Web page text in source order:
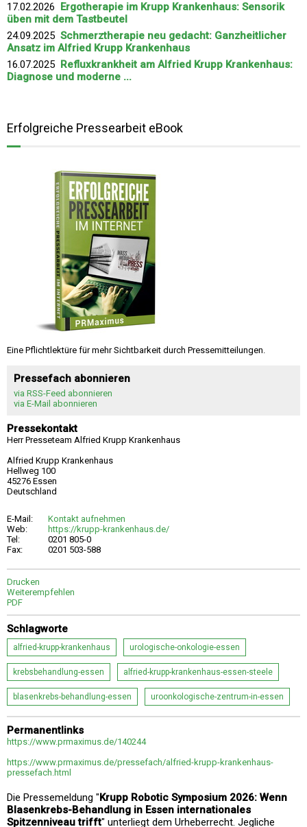
17.02.2026 Ergotherapie im Krupp Krankenhaus: Sensorik
üben mit dem Tastbeutel
24.09.2025 Schmerztherapie neu gedacht: Ganzheitlicher
Ansatz im Alfried Krupp Krankenhaus
16.07.2025 Refluxkrankheit am Alfried Krupp Krankenhaus:
Diagnose und moderne ...
Erfolgreiche Pressearbeit eBook
Eine Pflichtlektüre für mehr Sichtbarkeit durch Pressemitteilungen.
Pressefach abonnieren
via RSS-Feed abonnieren
via E-Mail abonnieren
Pressekontakt
Herr Presseteam Alfried Krupp Krankenhaus
Alfried Krupp Krankenhaus
Hellweg 100
45276 Essen
Deutschland
E-Mail:
Kontakt aufnehmen
Web:
https://krupp-krankenhaus.de/
Tel:
0201 805-0
Fax:
0201 503-588
Drucken
Weiterempfehlen
PDF
Schlagworte
alfried-krupp-krankenhaus urologische-onkologie-essen
krebsbehandlung-essen alfried-krupp-krankenhaus-essen-steele
blasenkrebs-behandlung-essen uroonkologische-zentrum-in-essen
Permanentlinks
https://www.prmaximus.de/140244
https://www.prmaximus.de/pressefach/alfried-krupp-krankenhaus-
pressefach.html
Die Pressemeldung "Krupp Robotic Symposium 2026: Wenn
Blasenkrebs-Behandlung in Essen internationales
Spitzenniveau trifft" unterliegt dem Urheberrecht. Jegliche